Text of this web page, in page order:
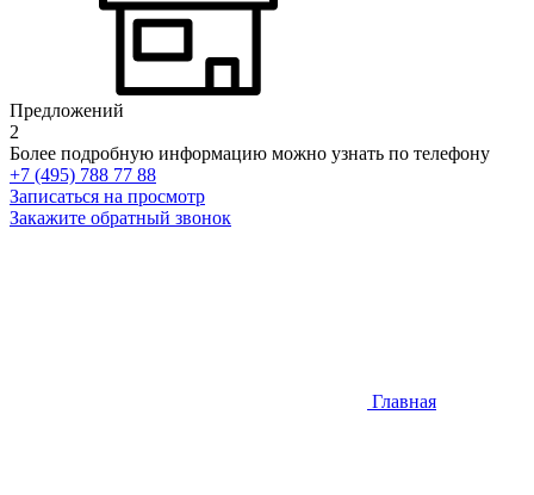
Предложений
2
Более подробную информацию можно узнать по телефону
+7 (495) 788 77 88
Записаться на просмотр
Закажите обратный звонок
Главная